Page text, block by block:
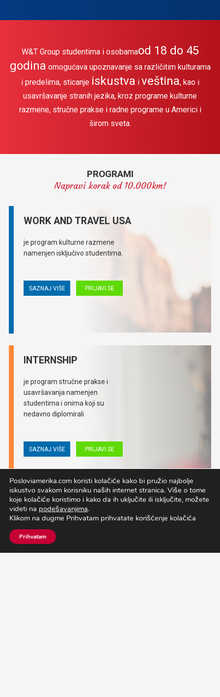
W&T Group studentima i osobamaod 18 do 45
godina omogućava upoznavanje sa različitim kulturama
i predelima, sticanje iskustva i veština, kao i
usavršavanje stranih jezika, kroz programe kulturne
razmene, stručne prakse i radne programe u Americi i
širom sveta.
PROGRAMI
Napravi korak od 10.000km!
WORK AND TRAVEL USA
je program kulturne razmene
namenjen isključivo studentima.
SAZNAJ VIŠE PRIJAVI SE
INTERNSHIP
je program stručne prakse i
usavršavanja namenjen
studentima i onima koji su
nedavno diplomirali
SAZNAJ VIŠE PRIJAVI SE
H2B PROGRAM USA
SAZNAJ VIŠE
Posloviamerika.com koristi kolačiće kako bi pružio najbolje
iskustvo svakom korisniku naših internet stranica. Više o tome
koje kolačiće koristimo i kako da ih uključite ili isključite, možete
videti na podešavanjima.
Klikom na dugme Prihvatam prihvatate korišćenje kolačića
Prihvatam